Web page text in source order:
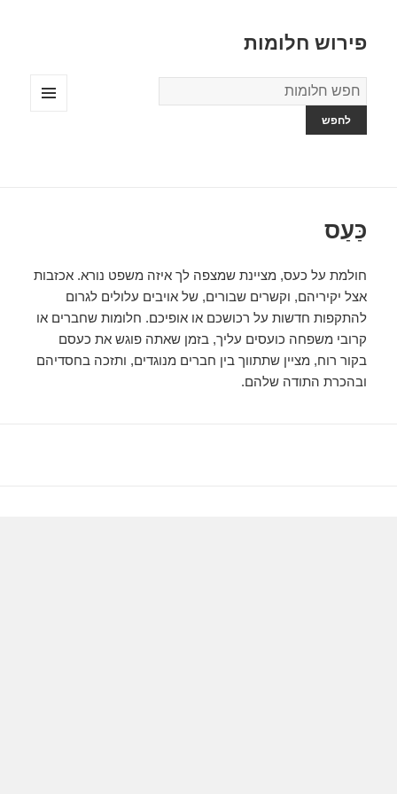
פירוש חלומות
מילון
החלומות
כַּעַס
חולמת על כעס, מציינת שמצפה לך איזה משפט נורא. אכזבות
אצל יקיריהם, וקשרים שבורים, של אויבים עלולים לגרום
להתקפות חדשות על רכושכם או אופיכם. חלומות שחברים או
קרובי משפחה כועסים עליך, בזמן שאתה פוגש את כעסם
בקור רוח, מציין שתתווך בין חברים מנוגדים, ותזכה בחסדיהם
ובהכרת התודה שלהם.